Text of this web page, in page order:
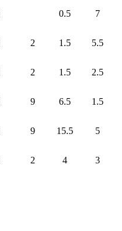
0.5 7
2 1.5 5.5
2 1.5 2.5
9 6.5 1.5
9 15.5 5
2 4 3